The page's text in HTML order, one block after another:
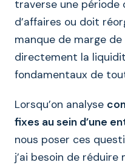
traverse une période
d’affaires ou doit
manque de marge
directement la
fondamentaux de
Lorsqu’on analyse
fixes au sein d’une
nous poser ces
j’ai besoin de réduire